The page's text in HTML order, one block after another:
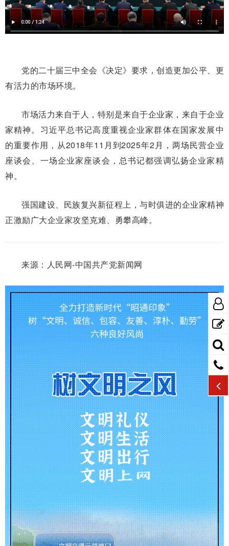
党的二十届三中全会《决定》要求，创造更加公平、更
有活力的市场环境。
市场活力来自于人，特别是来自于企业家，来自于企业
家精神。习近平总书记高度重视企业家群体在国家发展中
的重要作用，从2018年11月到2025年2月，两场民营企业
座谈会、一场企业家座谈会，总书记都强调弘扬企业家精
神。
强国建设、民族复兴新征程上，与时俱进的企业家精神
正激励广大企业家攻坚克难、勇攀高峰。
来源：人民网-中国共产党新闻网